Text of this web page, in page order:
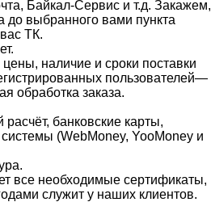
Байкал-Сервис и т.д. Закажем,
до выбранного вами пункта
ТК.
наличие и сроки поставки
пользователей—
обработка заказа.
банковские карты,
(WebMoney, YooMoney и
все необходимые сертификаты,
служит у наших клиентов.